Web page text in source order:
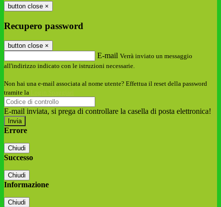
button close ×
Recupero password
button close ×
E-mail Verrà inviato un messaggio
all'indirizzo indicato con le istruzioni necessarie.
Non hai una e-mail associata al nome utente? Effettua il reset della password
tramite la
E-mail inviata, si prega di controllare la casella di posta elettronica!
Errore
Chiudi
Successo
Chiudi
Informazione
Chiudi